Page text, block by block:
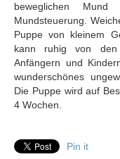
beweglichen
Mundsteuerung.
Puppe von kleinem
kann ruhig von den
Anfängern und
wunderschönes
Die Puppe wird auf
4 Wochen.
Pin it